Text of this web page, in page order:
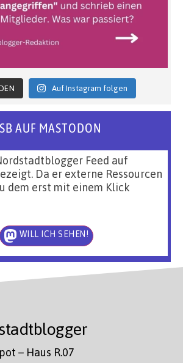
Auf Instagram folgen
AUF MASTODON
Feed auf
Da er externe Ressourcen
dem erst mit einem Klick
WILL ICH SEHEN!
– Haus R.07